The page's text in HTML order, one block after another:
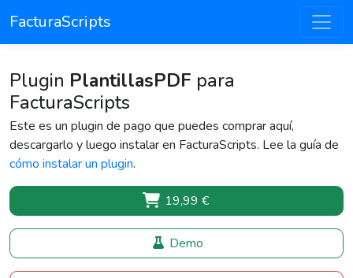
FacturaScripts
Plugin PlantillasPDF para
FacturaScripts
Este es un plugin de pago que puedes comprar aquí,
descargarlo y luego instalar en FacturaScripts. Lee la guía de
cómo instalar un plugin.
19,99 €
Demo